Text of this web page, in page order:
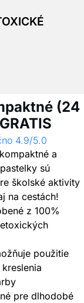
(24
4.9/5.0
a
sú
školské aktivity
na cestách!
z 100%
použitie
pre dlhodobé